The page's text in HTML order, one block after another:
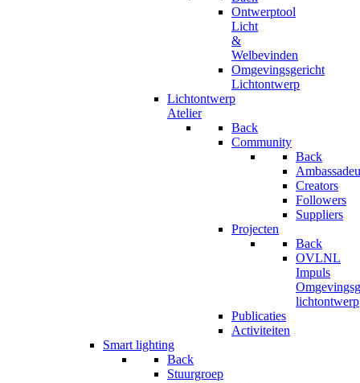
Ontwerptool
Licht
&
Welbevinden
Omgevingsgericht
Lichtontwerp
Lichtontwerp
Atelier
Back
Community
Back
Creators
Followers
Suppliers
Projecten
Back
OVLNL
Impuls
lichtontwerp
Publicaties
Activiteiten
Smart lighting
Back
Stuurgroep